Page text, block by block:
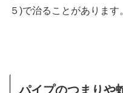
５)で治ることがあります
パイプのつまりや